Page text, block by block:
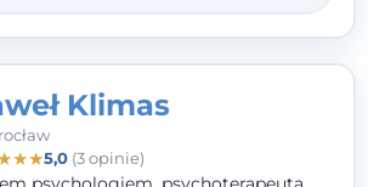
Klimas
★★5,0(3 opinie)